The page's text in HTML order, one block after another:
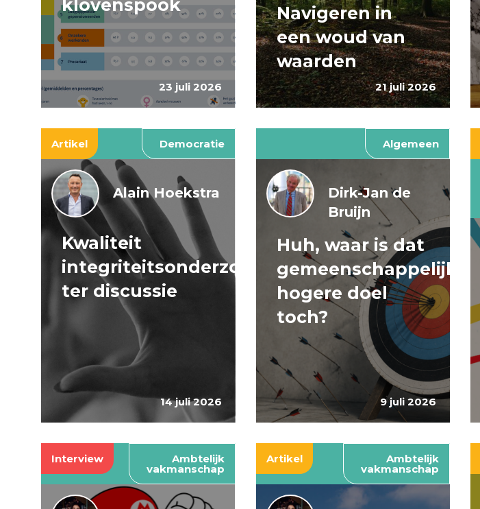
23 juli 2026
klovenspook
21 juli 2026
Navigeren in
een woud van
waarden
Artikel Democratie
14 juli 2026
Alain Hoekstra
Kwaliteit
integriteitsonderzoeken
ter discussie
Algemeen
9 juli 2026
Dirk-Jan de
Bruijn
Huh, waar is dat
gemeenschappelijke
hogere doel
toch?
Interview Ambtelijk
vakmanschap
Artikel Ambtelijk
vakmanschap